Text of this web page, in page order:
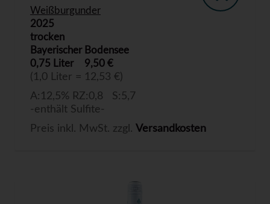
Weißburgunder
2025
trocken
Bayerischer Bodensee
0,75 Liter
9,50 €
(1,0 Liter = 12,53 €)
A:12,5% RZ:0,8 S:5,7
-enthält Sulfite-
Preis inkl. MwSt. zzgl. Versandkosten